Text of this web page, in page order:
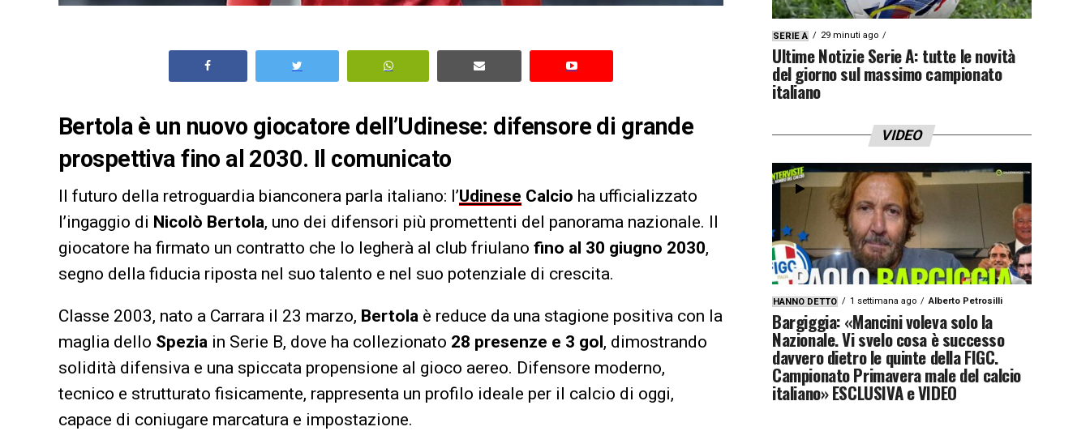
Bertola è un nuovo giocatore dell’Udinese: difensore di grande
prospettiva fino al 2030. Il comunicato
Il futuro della retroguardia bianconera parla italiano: l’Udinese Calcio ha ufficializzato
l’ingaggio di Nicolò Bertola, uno dei difensori più promettenti del panorama nazionale. Il
giocatore ha firmato un contratto che lo legherà al club friulano fino al 30 giugno 2030,
segno della fiducia riposta nel suo talento e nel suo potenziale di crescita.
Classe 2003, nato a Carrara il 23 marzo, Bertola è reduce da una stagione positiva con la
maglia dello Spezia in Serie B, dove ha collezionato 28 presenze e 3 gol, dimostrando
solidità difensiva e una spiccata propensione al gioco aereo. Difensore moderno,
tecnico e strutturato fisicamente, rappresenta un profilo ideale per il calcio di oggi,
capace di coniugare marcatura e impostazione.
SERIE A 29 minuti ago
Ultime Notizie Serie A: tutte le novità
del giorno sul massimo campionato
italiano
VIDEO
HANNO DETTO 1 settimana ago Alberto Petrosilli
Bargiggia: «Mancini voleva solo la
Nazionale. Vi svelo cosa è successo
davvero dietro le quinte della FIGC.
Campionato Primavera male del calcio
italiano» ESCLUSIVA e VIDEO